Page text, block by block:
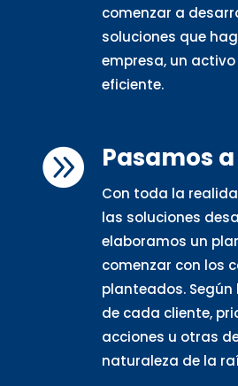
comenzar a
soluciones que
empresa, un
eficiente.
 Pasamos
Con toda la
las soluciones
elaboramos un
comenzar con los
planteados.
de cada cliente,
acciones u otras
naturaleza de la